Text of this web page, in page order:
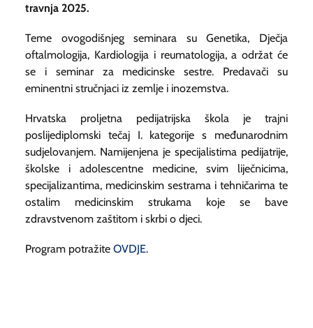
travnja 2025.
Teme ovogodišnjeg seminara su Genetika, Dječja
oftalmologija, Kardiologija i reumatologija, a održat će
se i seminar za medicinske sestre. Predavači su
eminentni stručnjaci iz zemlje i inozemstva.
Hrvatska proljetna pedijatrijska škola je trajni
poslijediplomski tečaj I. kategorije s međunarodnim
sudjelovanjem. Namijenjena je specijalistima pedijatrije,
školske i adolescentne medicine, svim liječnicima,
specijalizantima, medicinskim sestrama i tehničarima te
ostalim medicinskim strukama koje se bave
zdravstvenom zaštitom i skrbi o djeci.
Program potražite OVDJE.